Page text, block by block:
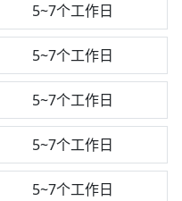
5~7个工作日
5~7个工作日
5~7个工作日
5~7个工作日
5~7个工作日